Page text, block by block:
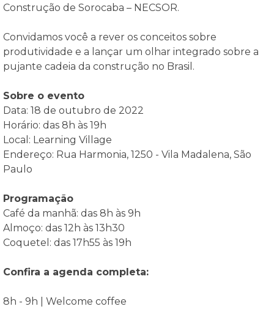
Construção de Sorocaba – NECSOR.
Convidamos você a rever os conceitos sobre
produtividade e a lançar um olhar integrado sobre a
pujante cadeia da construção no Brasil.
Sobre o evento
Data: 18 de outubro de 2022
Horário: das 8h às 19h
Local: Learning Village
Endereço: Rua Harmonia, 1250 - Vila Madalena, São
Paulo
Programação
Café da manhã: das 8h às 9h
Almoço: das 12h às 13h30
Coquetel: das 17h55 às 19h
Confira a agenda completa:
8h - 9h | Welcome coffee